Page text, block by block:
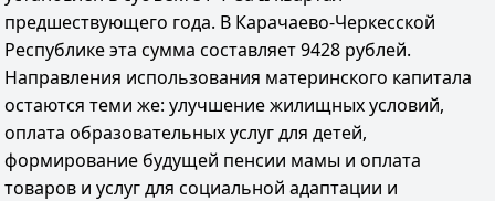
предшествующего года. В Карачаево-Черкесской
Республике эта сумма составляет 9428 рублей.
Направления использования материнского капитала
остаются теми же: улучшение жилищных условий,
оплата образовательных услуг для детей,
формирование будущей пенсии мамы и оплата
товаров и услуг для социальной адаптации и